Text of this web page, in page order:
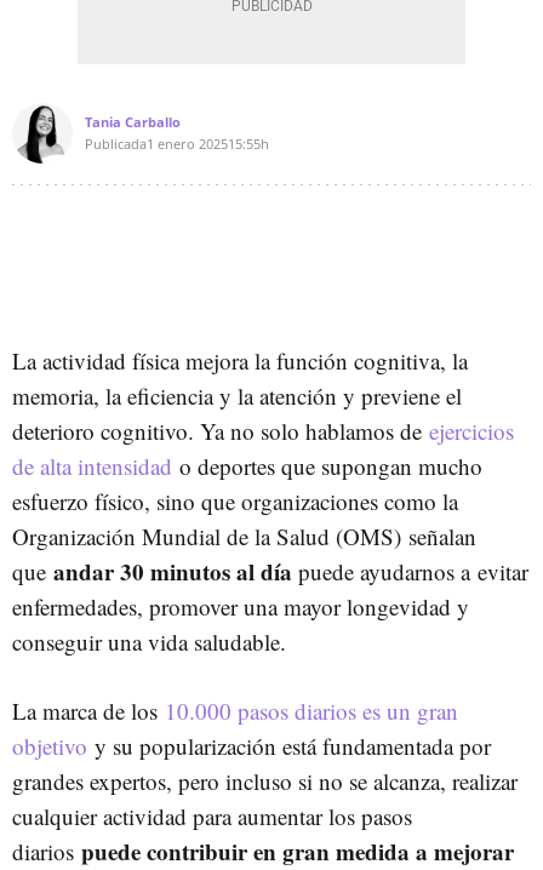
Tania Carballo
Publicada1 enero 202515:55h
La actividad física mejora la función cognitiva, la
memoria, la eficiencia y la atención y previene el
deterioro cognitivo. Ya no solo hablamos de ejercicios
de alta intensidad o deportes que supongan mucho
esfuerzo físico, sino que organizaciones como la
Organización Mundial de la Salud (OMS) señalan
que andar 30 minutos al día puede ayudarnos a evitar
enfermedades, promover una mayor longevidad y
conseguir una vida saludable.
La marca de los 10.000 pasos diarios es un gran
objetivo y su popularización está fundamentada por
grandes expertos, pero incluso si no se alcanza, realizar
cualquier actividad para aumentar los pasos
diarios puede contribuir en gran medida a mejorar